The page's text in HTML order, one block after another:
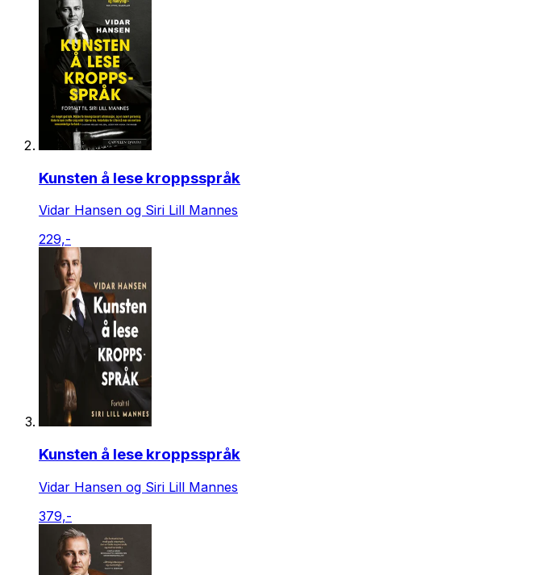
Kunsten å lese kroppsspråk
Vidar Hansen og Siri Lill Mannes
229,-
Kunsten å lese kroppsspråk
Vidar Hansen og Siri Lill Mannes
379,-